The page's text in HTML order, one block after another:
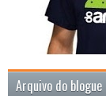
Arquivo do blogue